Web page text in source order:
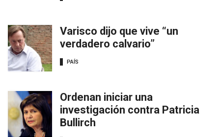
Varisco dijo que vive “un
verdadero calvario”
PAÍS
Ordenan iniciar una
investigación contra Patricia
Bullirch